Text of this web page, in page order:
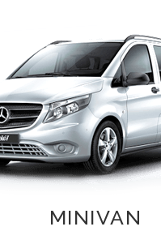
MINIVAN